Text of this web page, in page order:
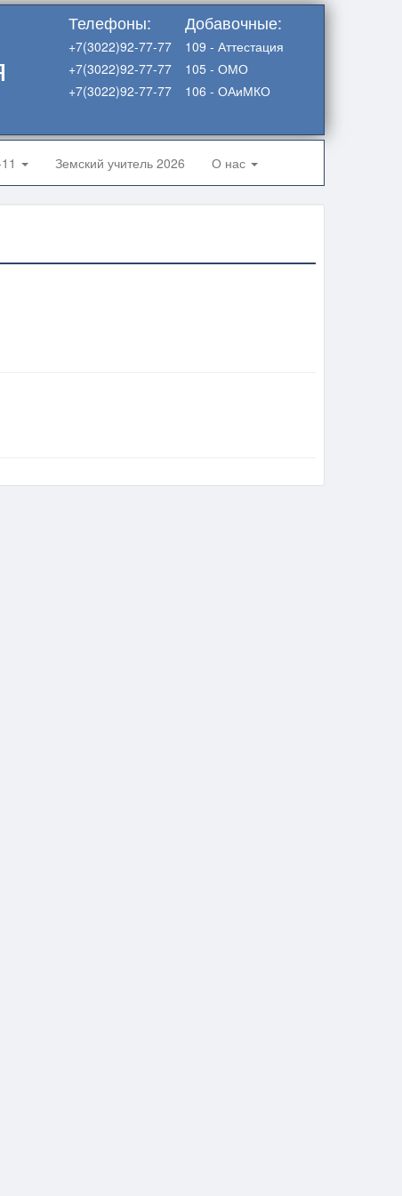
Добавочные:
109 - Аттестация
105 - ОМО
106 - ОАиМКО
Телефоны:
+7(3022)92-77-77
+7(3022)92-77-77
+7(3022)92-77-77
Земский учитель 2026 О нас